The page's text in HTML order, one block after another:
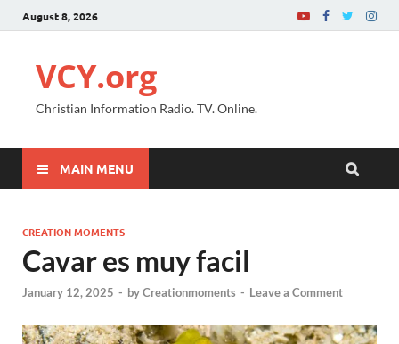
August 8, 2026
VCY.org
Christian Information Radio. TV. Online.
MAIN MENU
CREATION MOMENTS
Cavar es muy facil
January 12, 2025 - byCreationmoments - Leave a Comment